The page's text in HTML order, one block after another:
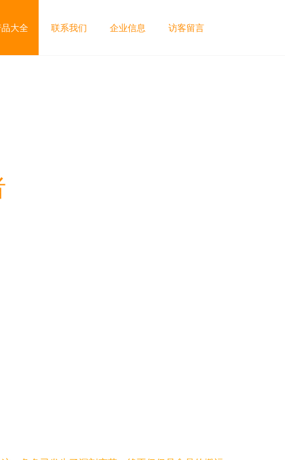
品大全 联系我们 企业信息 访客留言